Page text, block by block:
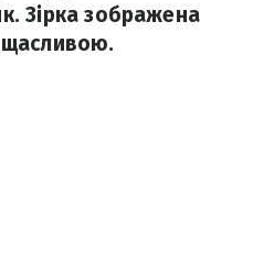
Зірка зображена
щасливою.